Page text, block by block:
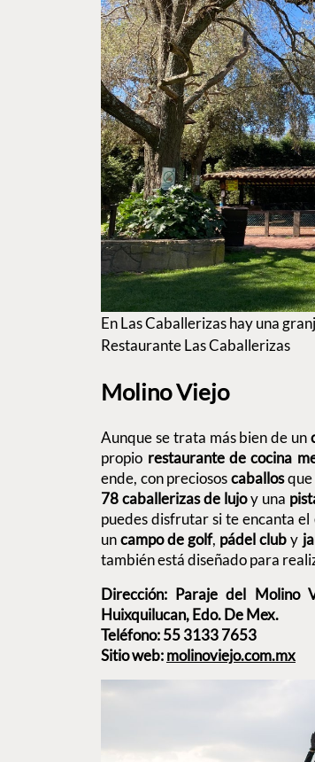
En Las Caballerizas hay una
Restaurante Las Caballerizas
Molino Viejo
Aunque se trata más bien de un
propio restaurante de cocina
ende, con preciososcaballos
78 caballerizas de lujoy una
puedes disfrutar si te encanta el
uncampo de golf, pádel cluby
también está diseñado para
Dirección: Paraje del Molino
Huixquilucan, Edo. De Mex.
Teléfono: 55 3133 7653
Sitio web:molinoviejo.com.mx